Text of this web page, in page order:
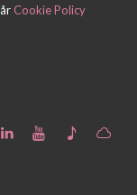
Cookie Policy